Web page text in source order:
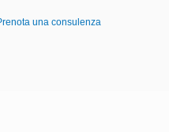
una consulenza